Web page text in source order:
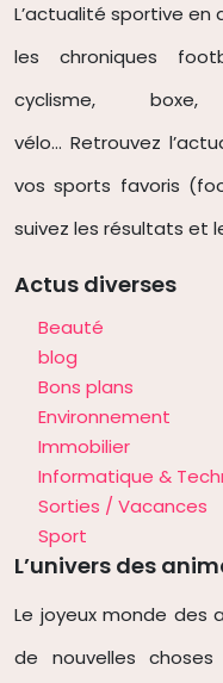
L’actualité sportive en
les chroniques
cyclisme,
vélo… Retrouvez
vos sports favoris
suivez les résultats et
Actus diverses
Beauté
blog
Bons plans
Environnement
Immobilier
Informatique &
Sorties / Vacances
Sport
L’univers des
Le joyeux monde des
de nouvelles